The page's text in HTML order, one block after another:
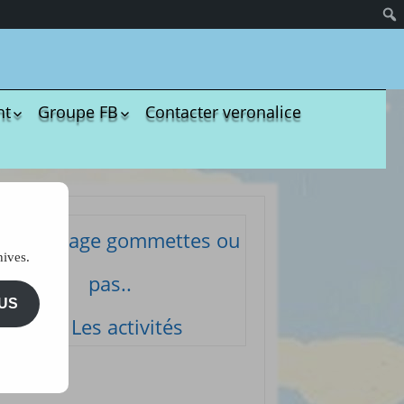
et
Enfants à
Groupe FB
Groupe de bricolage
Ukulélé Comptines
d’aménagement
pour les assmats
Pinterest chez
Contacter veronalice
Coloriage gommettes ou
pas..
Les activités